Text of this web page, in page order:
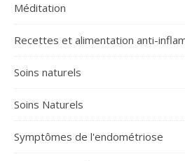
Méditation
Recettes et alimentation anti-
Soins naturels
Soins Naturels
Symptômes de l'endométriose